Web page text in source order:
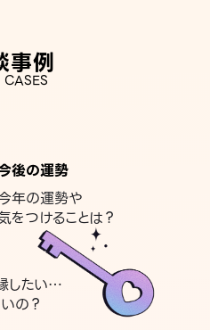
事例
CASES
後の運勢
年の運勢や
をつけることは？
したい…
の？